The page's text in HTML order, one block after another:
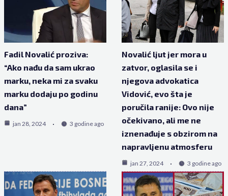
Fadil Novalić proziva:
“Ako nađu da sam ukrao
marku, neka mi za svaku
marku dodaju po godinu
dana”
jan 28, 2024 3 godine ago
Novalić ljut jer mora u
zatvor, oglasila se i
njegova advokatica
Vidović, evo šta je
poručila ranije: Ovo nije
očekivano, ali me ne
iznenađuje s obzirom na
napravljenu atmosferu
jan 27, 2024 3 godine ago